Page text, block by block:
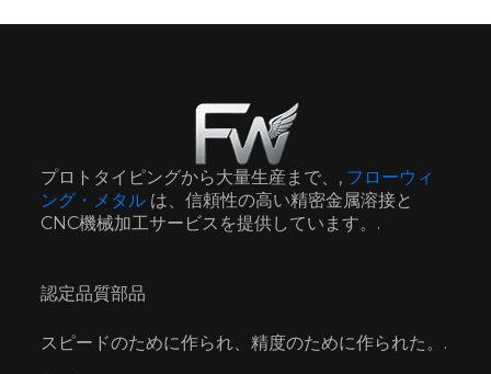
プロトタイピングから大量生産まで、, フローウィ
ング・メタルは、信頼性の高い精密金属溶接と
CNC機械加工サービスを提供しています。.
認定品質部品
スピードのために作られ、精度のために作られた。.